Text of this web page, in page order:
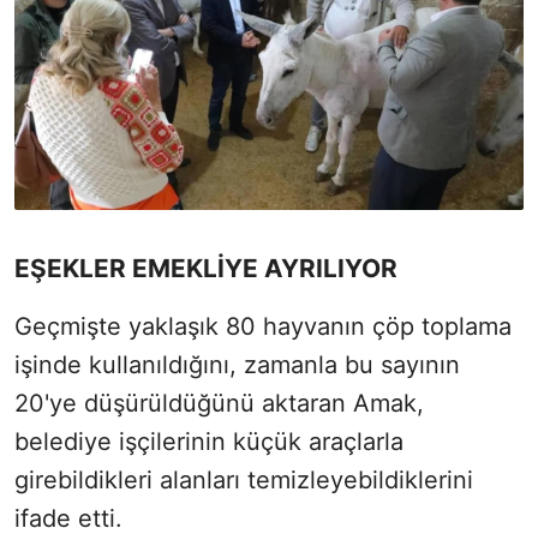
EŞEKLER EMEKLİYE AYRILIYOR
Geçmişte yaklaşık 80 hayvanın çöp toplama
işinde kullanıldığını, zamanla bu sayının
20'ye düşürüldüğünü aktaran Amak,
belediye işçilerinin küçük araçlarla
girebildikleri alanları temizleyebildiklerini
ifade etti.